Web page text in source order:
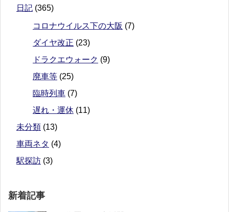
日記 (365)
コロナウイルス下の大阪 (7)
ダイヤ改正 (23)
ドラクエウォーク (9)
廃車等 (25)
臨時列車 (7)
遅れ・運休 (11)
未分類 (13)
車両ネタ (4)
駅探訪 (3)
新着記事